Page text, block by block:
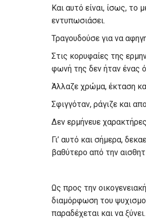
Και αυτό είναι, ίσως, το
εντυπωσιάσει.
Τραγουδούσε για να
Στις κορυφαίες της
φωνή της δεν ήταν ένας
Άλλαζε χρώμα, έκταση
Σφιγγόταν, ράγιζε και
Δεν ερμήνευε
Γι’ αυτό και σήμερα,
βαθύτερο από την
Ως προς την
διαμόρφωση του
παραδέχεται και να ξύνει.